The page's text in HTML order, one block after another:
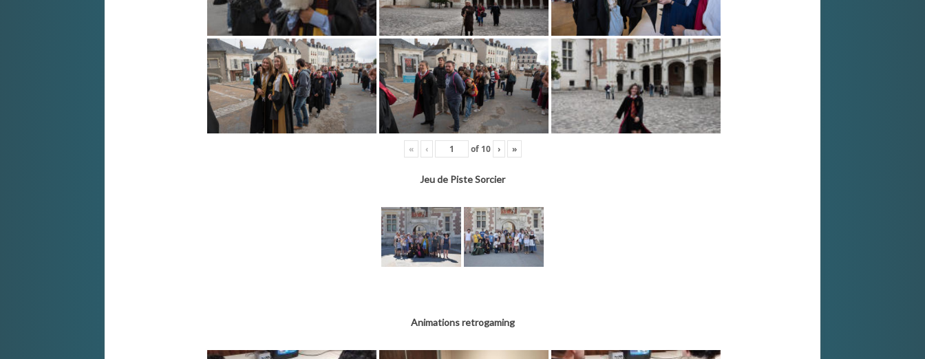
« ‹ of 10 › »
Jeu de Piste Sorcier
Animations retrogaming